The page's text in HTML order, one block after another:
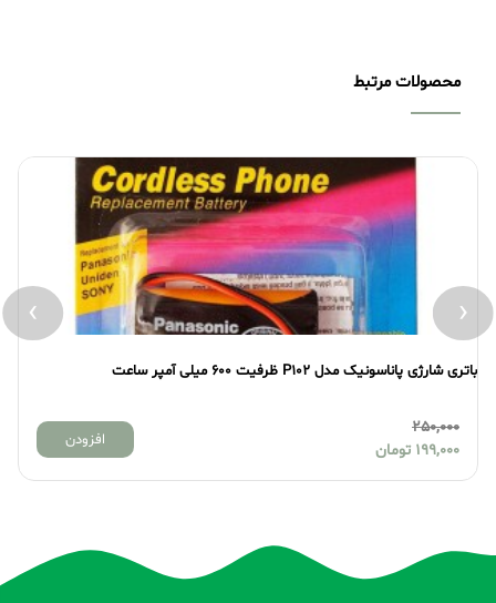
محصولات مرتبط
باتری شارژی پاناسونیک مدل P102 ظرفیت 600 میلی آمپر ساعت
250,000
199,000 تومان
افزودن
‹
›